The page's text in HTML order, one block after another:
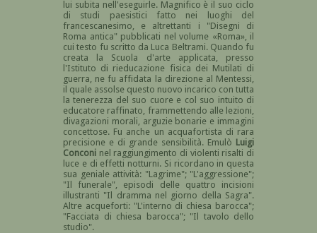
lui subita nell'eseguirle. Magnifico è il suo ciclo
di studi paesistici fatto nei luoghi del
francescanesimo, e altrettanti i "Disegni di
Roma antica" pubblicati nel volume «Roma», il
cui testo fu scritto da Luca Beltrami. Quando fu
creata la Scuola d'arte applicata, presso
l'Istituto di rieducazione fisica dei Mutilati di
guerra, ne fu affidata la direzione al Mentessi,
il quale assolse questo nuovo incarico con tutta
la tenerezza del suo cuore e col suo intuito di
educatore raffinato, frammettendo alle lezioni,
divagazioni morali, arguzie bonarie e immagini
concettose. Fu anche un acquafortista di rara
precisione e di grande sensibilità. Emulò Luigi
Conconi nel raggiungimento di violenti risalti di
luce e di effetti notturni. Si ricordano in questa
sua geniale attività: "Lagrime"; "L'aggressione";
"Il funerale", episodi delle quattro incisioni
illustranti "Il dramma nel giorno della Sagra".
Altre acqueforti: "L'interno di chiesa barocca";
"Facciata di chiesa barocca"; "Il tavolo dello
studio".